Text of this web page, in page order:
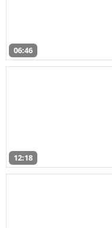
06:46
12:18